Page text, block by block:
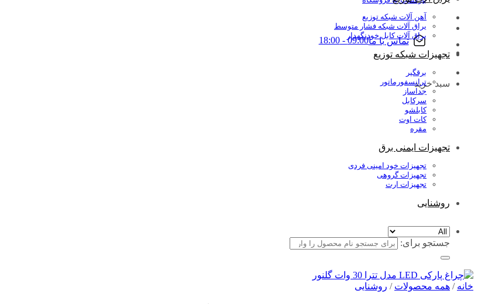
تماس با ما09:00 - 18:00
سبد خرید
آهن آلات شبکه توزیع
یراق آلات شبکه فشار متوسط
یراق آلات کابل خودنگهدار
تجهیزات شبکه توزیع
برقگیر
ترانسفورماتور
جداساز
سرکابل
کابلشو
کات اوت
مقره
تجهیزات ایمنی برق
تجهیزات خود امینی فردی
تجهیزات گروهی
تجهیزات ارت
روشنایی
جستجو برای:
خانه / همه محصولات / روشنایی